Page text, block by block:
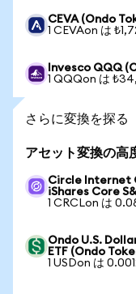
CEVA (Ondo
1 CEVAon は
Invesco QQQ
1 QQQon は
さらに変換を探る
アセット変換の高
Circle Internet
iShares Core
1 CRCLon は
Ondo U.S.
ETF (Ondo
1 USDon は